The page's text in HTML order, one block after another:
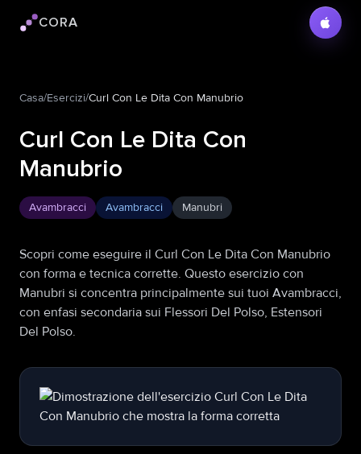
Logo Cora
CORA
Casa/Esercizi/Curl Con Le Dita Con Manubrio
Curl Con Le Dita Con
Manubrio
Avambracci Avambracci Manubri
Scopri come eseguire il Curl Con Le Dita Con Manubrio
con forma e tecnica corrette. Questo esercizio con
Manubri si concentra principalmente sui tuoi Avambracci,
con enfasi secondaria sui Flessori Del Polso, Estensori
Del Polso.